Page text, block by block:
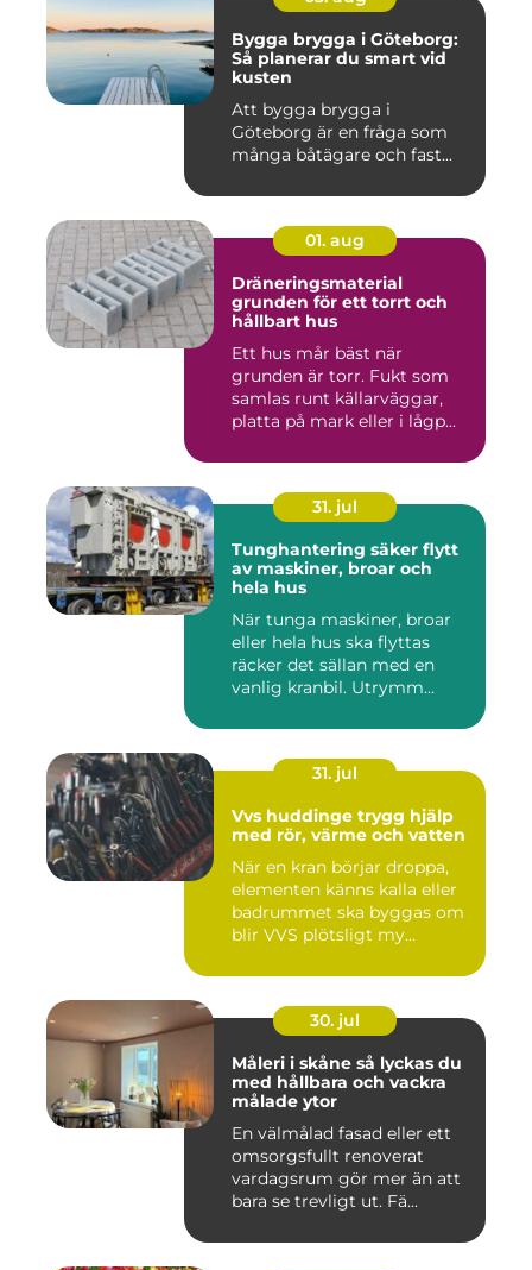
Bygga brygga i Göteborg:
Så planerar du smart vid
kusten
Att bygga brygga i
Göteborg är en fråga som
många båtägare och fast...
01. aug
Dräneringsmaterial
grunden för ett torrt och
hållbart hus
Ett hus mår bäst när
grunden är torr. Fukt som
samlas runt källarväggar,
platta på mark eller i lågp...
31. jul
Tunghantering säker flytt
av maskiner, broar och
hela hus
När tunga maskiner, broar
eller hela hus ska flyttas
räcker det sällan med en
vanlig kranbil. Utrymm...
31. jul
Vvs huddinge trygg hjälp
med rör, värme och vatten
När en kran börjar droppa,
elementen känns kalla eller
badrummet ska byggas om
blir VVS plötsligt my...
30. jul
Måleri i skåne så lyckas du
med hållbara och vackra
målade ytor
En välmålad fasad eller ett
omsorgsfullt renoverat
vardagsrum gör mer än att
bara se trevligt ut. Fä...